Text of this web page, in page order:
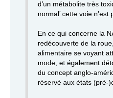
d’un métabolite très
normal’ cette voie n’est
En ce qui concerne la
redécouverte de la
alimentaire se voyant
mode, et également
du concept anglo-
réservé aux états (pré-